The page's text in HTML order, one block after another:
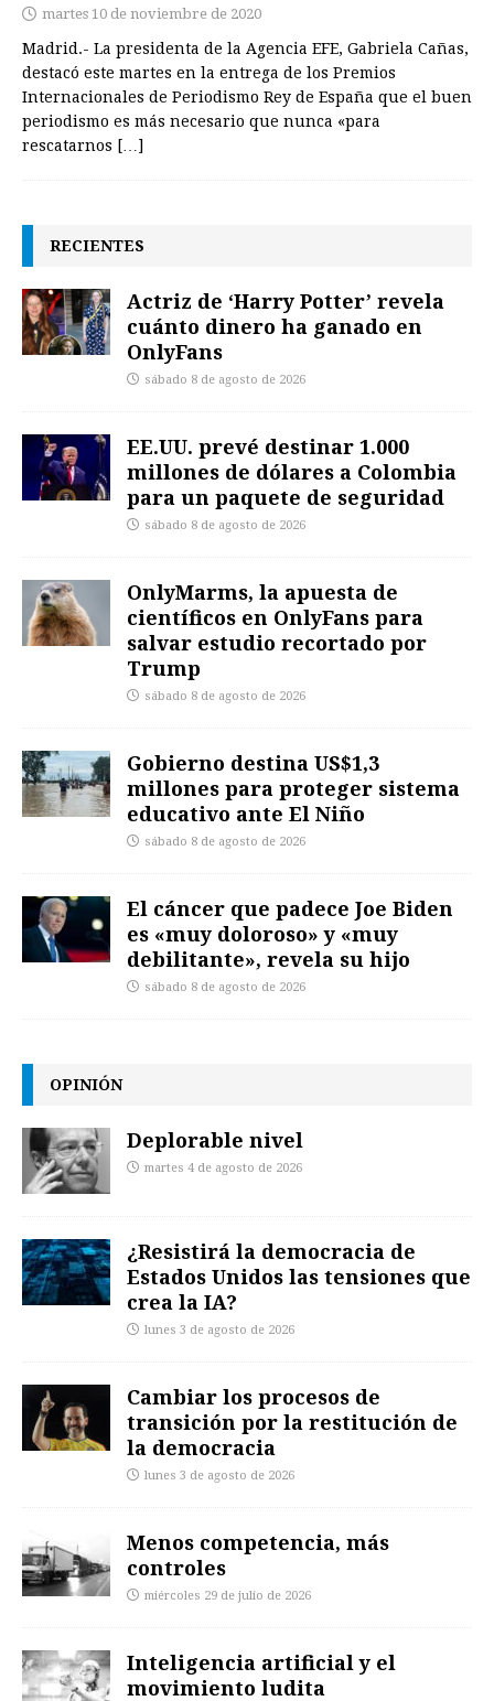
martes 10 de noviembre de 2020
Madrid.- La presidenta de la Agencia EFE, Gabriela Cañas,
destacó este martes en la entrega de los Premios
Internacionales de Periodismo Rey de España que el buen
periodismo es más necesario que nunca «para
rescatarnos […]
RECIENTES
Actriz de ‘Harry Potter’ revela
cuánto dinero ha ganado en
OnlyFans
sábado 8 de agosto de 2026
EE.UU. prevé destinar 1.000
millones de dólares a Colombia
para un paquete de seguridad
sábado 8 de agosto de 2026
OnlyMarms, la apuesta de
científicos en OnlyFans para
salvar estudio recortado por
Trump
sábado 8 de agosto de 2026
Gobierno destina US$1,3
millones para proteger sistema
educativo ante El Niño
sábado 8 de agosto de 2026
El cáncer que padece Joe Biden
es «muy doloroso» y «muy
debilitante», revela su hijo
sábado 8 de agosto de 2026
OPINIÓN
Deplorable nivel
martes 4 de agosto de 2026
¿Resistirá la democracia de
Estados Unidos las tensiones que
crea la IA?
lunes 3 de agosto de 2026
Cambiar los procesos de
transición por la restitución de
la democracia
lunes 3 de agosto de 2026
Menos competencia, más
controles
miércoles 29 de julio de 2026
Inteligencia artificial y el
movimiento ludita